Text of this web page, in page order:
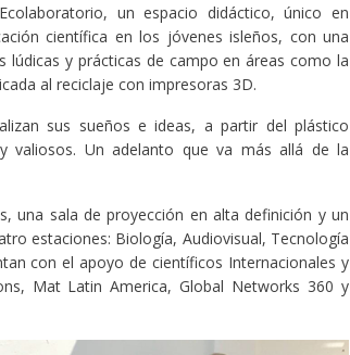
un espacio didáctico, único en
científica en los jóvenes isleños, con una
lúdicas y prácticas de campo en áreas como la
al reciclaje con impresoras 3D.
sus sueños e ideas, a partir del plástico
valiosos. Un adelanto que va más allá de la
una sala de proyección en alta definición y un
estaciones: Biología, Audiovisual, Tecnología
con el apoyo de científicos Internacionales y
Mat Latin America, Global Networks 360 y